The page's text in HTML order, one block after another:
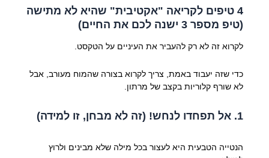
4 טיפים לקריאה "אקטיבית" שהיא לא מתישה
(טיפ מספר 3 ישנה לכם את החיים)
לקרוא זה לא רק להעביר את העיניים על הטקסט.
כדי שזה יעבוד באמת, צריך לקרוא בצורה שהמוח מעורב, אבל
לא שורף קלוריות בקצב של מרתון.
1. אל תפחדו לנחש! (זה לא מבחן, זו למידה)
הנטייה הטבעית היא לעצור בכל מילה שלא מבינים ולרוץ